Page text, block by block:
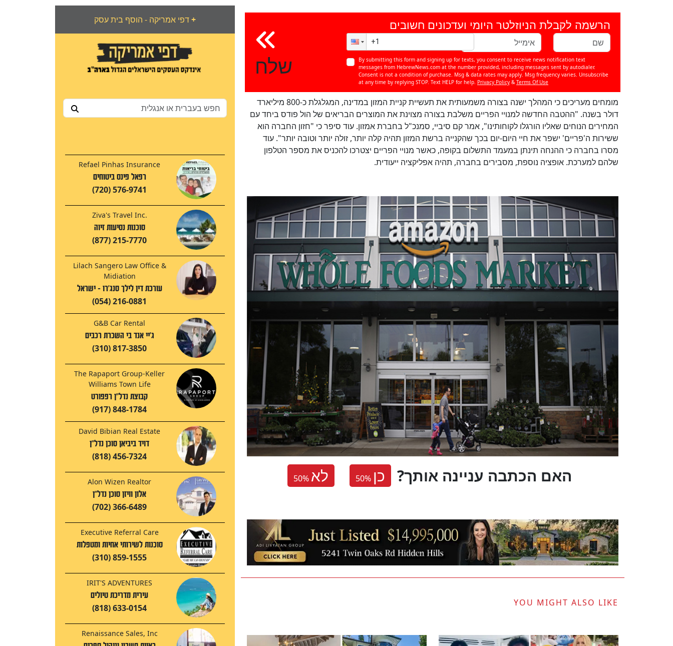
דפי אמריקה - הוסף בית עסק+
Refael Pinhas Insurance
רפאל פינס ביטוחים
(720) 576-9741
Ziva's Travel Inc.
סוכנות נסיעות זיוה
(877) 215-7770
Lilach Sangero Law Office &
Midiation
עורכת דין לילך סנג'רו - ישראל
(054) 216-0881
G&B Car Rental
ג'יי אנד בי השכרת רכבים
(310) 817-3850
The Rapaport Group-Keller
Williams Town Life
קבוצת נדל"ן רפפורט
(917) 848-1784
David Bibian Real Estate
דויד ביביאן סוכן נדל"ן
(818) 456-7324
Alon Wizen Realtor
אלון וויזן סוכן נדל"ן
(702) 366-6489
Executive Referral Care
סוכנות לשירותי אחיות ומטפלות
(310) 859-1555
IRIT'S ADVENTURES
עירית מדריכת טיולים
(818) 633-0154
Renaissance Sales, Inc
שלח
הרשמה לקבלת הניוזלטר היומי ועדכונים חשובים
By submitting this form and signing up for texts, you consent to receive news notification text
messages from HebrewNews.com at the number provided, including messages sent by autodialer.
Consent is not a condition of purchase. Msg & data rates may apply. Msg frequency varies. Unsubscribe
at any time by replying STOP. Text HELP for help. Privacy Policy & Terms Of Use
מומחים מעריכים כי המהלך ישנה בצורה משמעותית את תעשיית קניית המזון במדינה, המגלגלת כ-800 מיליארד
דולר בשנה. "ההטבה החדשה למנויי הפריים משלבת בצורה מצוינת את המוצרים הבריאים של הול פודס ביחד עם
המחירים הנוחים שאליו הורגלו לקוחותינו", אמר קם סיביי, סמנכ"ל בחברת אמזון. עוד סיפר כי "חזון החברה הוא
ששירות ה'פריים' ישפר את חיי היום-יום בכך שהקנייה ברשת המזון תהיה קלה יותר, זולה יותר וטובה יותר". עוד
מסרו בחברה כי ההנחה תינתן במעמד התשלום בקופה, כאשר מנויי הפריים יצטרכו להכניס את מספר הטלפון
שלהם למערכת. אופציה נוספת, מסבירים בחברה, תהיה אפליקציה ייעודית.
50% לא 50% כן ?האם הכתבה עניינה אותך
YOU MIGHT ALSO LIKE